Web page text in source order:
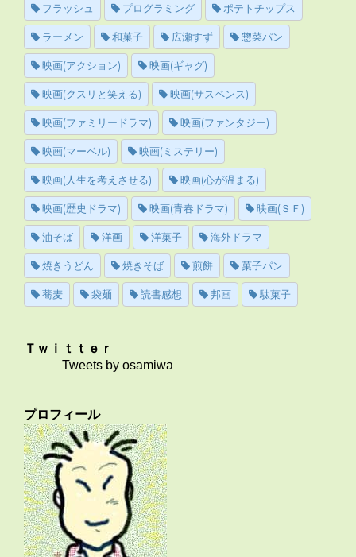
フラッシュ プログラミング ポテトチップス
ラーメン 和菓子 広瀬すず 惣菜パン
映画(アクション) 映画(ギャグ)
映画(クスリと笑える) 映画(サスペンス)
映画(ファミリードラマ) 映画(ファンタジー)
映画(マーベル) 映画(ミステリー)
映画(人生を考えさせる) 映画(心が温まる)
映画(歴史ドラマ) 映画(青春ドラマ) 映画(ＳＦ)
油そば 洋画 洋菓子 海外ドラマ
焼きうどん 焼きそば 煎餅 菓子パン
蕎麦 袋麺 読書感想 邦画 駄菓子
Ｔｗｉｔｔｅｒ
Tweets by osamiwa
プロフィール